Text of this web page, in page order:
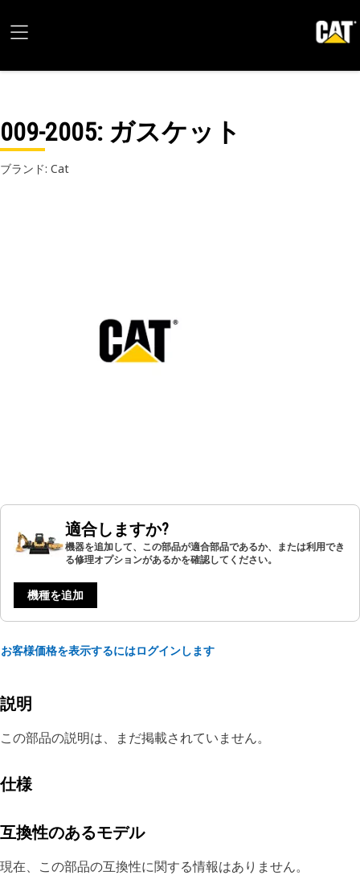
009-2005: ガスケット
ブランド: Cat
適合しますか?
機器を追加して、この部品が適合部品であるか、または利用でき
る修理オプションがあるかを確認してください。
機種を追加
お客様価格を表示するにはログインします
説明
この部品の説明は、まだ掲載されていません。
仕様
互換性のあるモデル
現在、この部品の互換性に関する情報はありません。